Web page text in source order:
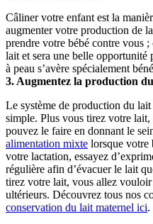
Câliner votre enfant est la
augmenter votre production de
prendre votre bébé contre vous
lait et sera une belle
à peau s’avère spécialement
3. Augmentez la production
Le système de production du
simple. Plus vous tirez votre
alimentation mixte lorsque votre
votre lactation, essayez
régulière afin d’évacuer le lait
tirez votre lait, vous allez
conservation du lait maternel ici.